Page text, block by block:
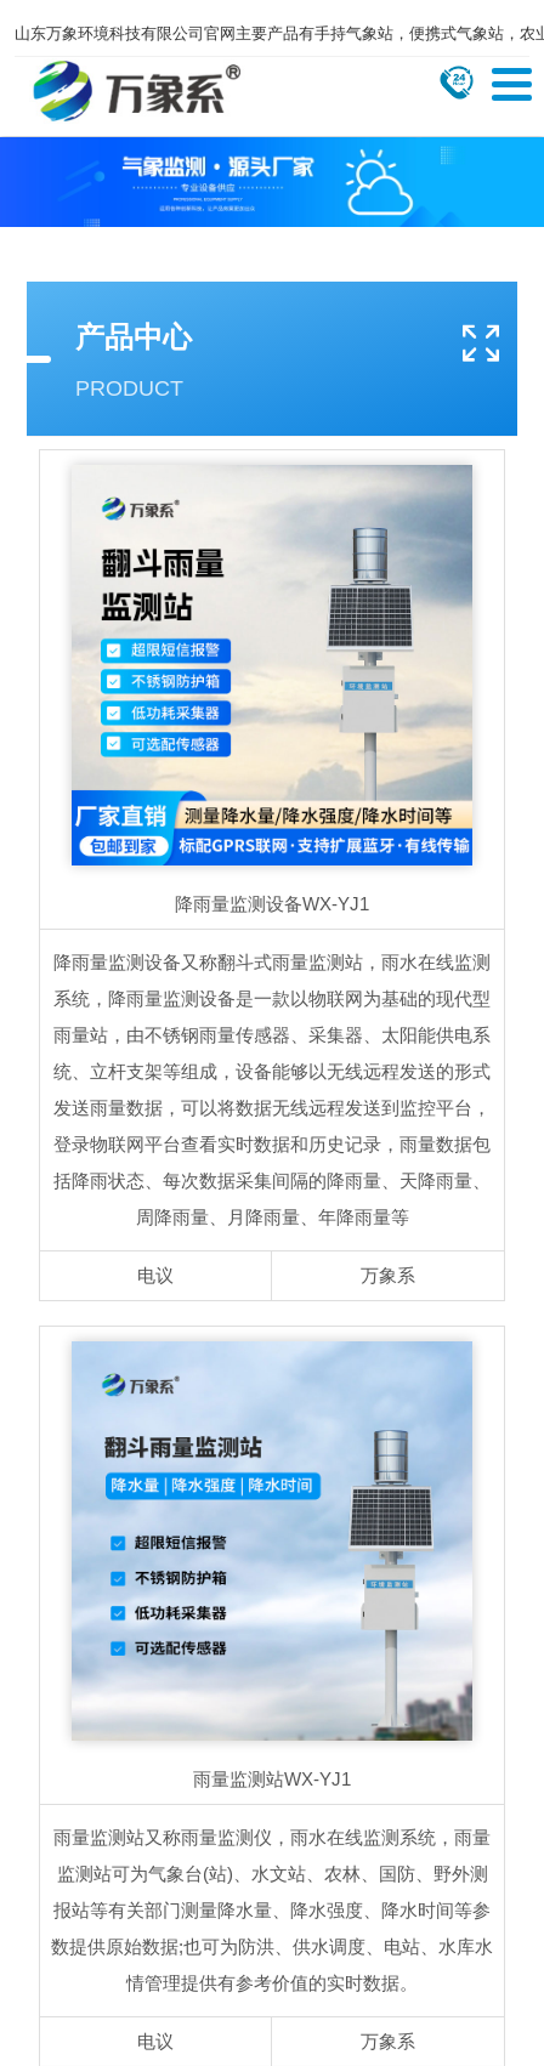
山东万象环境科技有限公司官网主要产品有手持气象站，便携式气象站，
产品中心
PRODUCT
降雨量监测设备WX-YJ1
降雨量监测设备又称翻斗式雨量监测站，雨水在线监测
系统，降雨量监测设备是一款以物联网为基础的现代型
雨量站，由不锈钢雨量传感器、采集器、太阳能供电系
统、立杆支架等组成，设备能够以无线远程发送的形式
发送雨量数据，可以将数据无线远程发送到监控平台，
登录物联网平台查看实时数据和历史记录，雨量数据包
括降雨状态、每次数据采集间隔的降雨量、天降雨量、
周降雨量、月降雨量、年降雨量等
电议 万象系
雨量监测站WX-YJ1
雨量监测站又称雨量监测仪，雨水在线监测系统，雨量
监测站可为气象台(站)、水文站、农林、国防、野外测
报站等有关部门测量降水量、降水强度、降水时间等参
数提供原始数据;也可为防洪、供水调度、电站、水库水
情管理提供有参考价值的实时数据。
电议 万象系